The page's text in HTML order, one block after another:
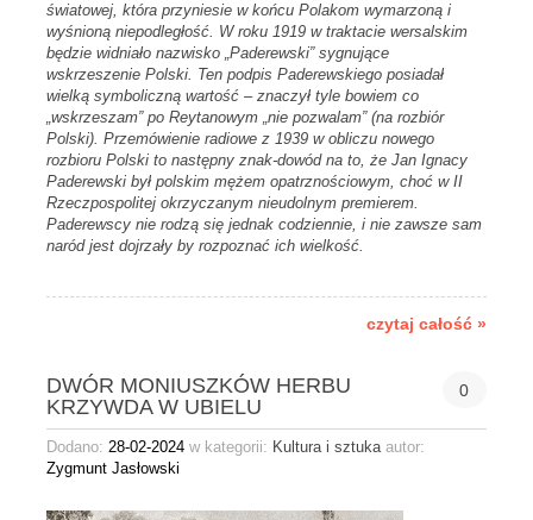
światowej, która przyniesie w końcu Polakom wymarzoną i
wyśnioną niepodległość. W roku 1919 w traktacie wersalskim
będzie widniało nazwisko „Paderewski” sygnujące
wskrzeszenie Polski. Ten podpis Paderewskiego posiadał
wielką symboliczną wartość – znaczył tyle bowiem co
„wskrzeszam” po Reytanowym „nie pozwalam” (na rozbiór
Polski). Przemówienie radiowe z 1939 w obliczu nowego
rozbioru Polski to następny znak-dowód na to, że Jan Ignacy
Paderewski był polskim mężem opatrznościowym, choć w II
Rzeczpospolitej okrzyczanym nieudolnym premierem.
Paderewscy nie rodzą się jednak codziennie, i nie zawsze sam
naród jest dojrzały by rozpoznać ich wielkość.
czytaj całość »
DWÓR MONIUSZKÓW HERBU
KRZYWDA W UBIELU
0
Dodano: 28-02-2024 w kategorii: Kultura i sztukaautor:
Zygmunt Jasłowski